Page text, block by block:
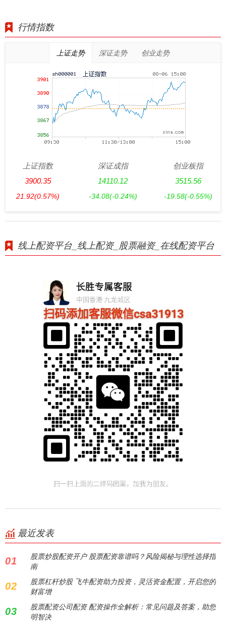
行情指数
上证走势 深证走势 创业走势
上证指数
3900.35
21.92(0.57%)
深证成指
14110.12
-34.08(-0.24%)
创业板指
3515.56
-19.58(-0.55%)
线上配资平台_线上配资_股票融资_在线配资平台
最近发表
01
股票炒股配资开户 股票配资靠谱吗？风险揭秘与理性选择指
南
02
股票杠杆炒股 飞牛配资助力投资，灵活资金配置，开启您的
财富增
03
股票配资公司配资 配资操作全解析：常见问题及答案，助您
明智决